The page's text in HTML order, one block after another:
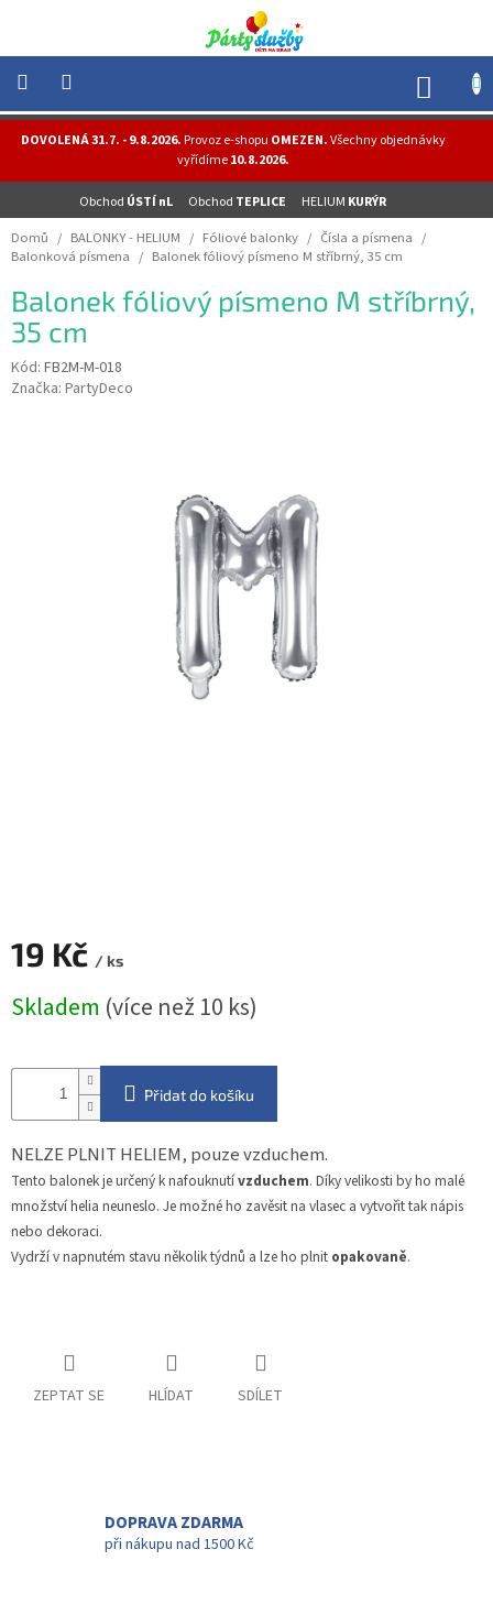
obsah
DOVOLENÁ 31.7. - 9.8.2026.Provoz e-shopu OMEZEN.Všechny objednávky
vyřídíme10.8.2026.
Obchod ÚSTÍ nL Obchod TEPLICE HELIUM KURÝR
NOVINKY
HELIUM
-
OSLAVY
MASKY
-
KOSTÝMY
Domů / BALONKY - HELIUM / Fóliové balonky / Čísla a písmena /
Balonková písmena / Balonek fóliový písmeno M stříbrný, 35 cm
Balonek fóliový písmeno M stříbrný,
35 cm
Kód: FB2M-M-018
Značka: PartyDeco
19 Kč / ks
cena:
Skladem (více než 10 ks)
Přidat do košíku
NELZE PLNIT HELIEM, pouze vzduchem.
Tento balonek je určený k nafouknutívzduchem. Díky velikosti by ho malé
množství helia neuneslo. Je možné ho zavěsit na vlasec a vytvořit tak nápis
nebo dekoraci.
Vydrží v napnutém stavu několik týdnů a lze ho plnit opakovaně.
ZEPTAT SE HLÍDAT SDÍLET
DOPRAVA ZDARMA
při nákupu nad 1500 Kč